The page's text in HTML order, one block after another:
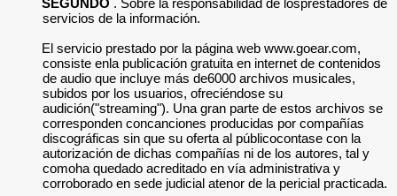
SEGUNDO . Sobre la responsabilidad de losprestadores de
servicios de la información.
El servicio prestado por la página web www.goear.com,
consiste enla publicación gratuita en internet de contenidos
de audio que incluye más de6000 archivos musicales,
subidos por los usuarios, ofreciéndose su
audición("streaming"). Una gran parte de estos archivos se
corresponden concanciones producidas por compañías
discográficas sin que su oferta al públicocontase con la
autorización de dichas compañías ni de los autores, tal y
comoha quedado acreditado en vía administrativa y
corroborado en sede judicial atenor de la pericial practicada.